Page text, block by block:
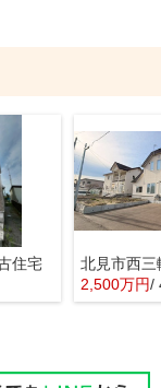
住宅
北見市西三
2,500万円/